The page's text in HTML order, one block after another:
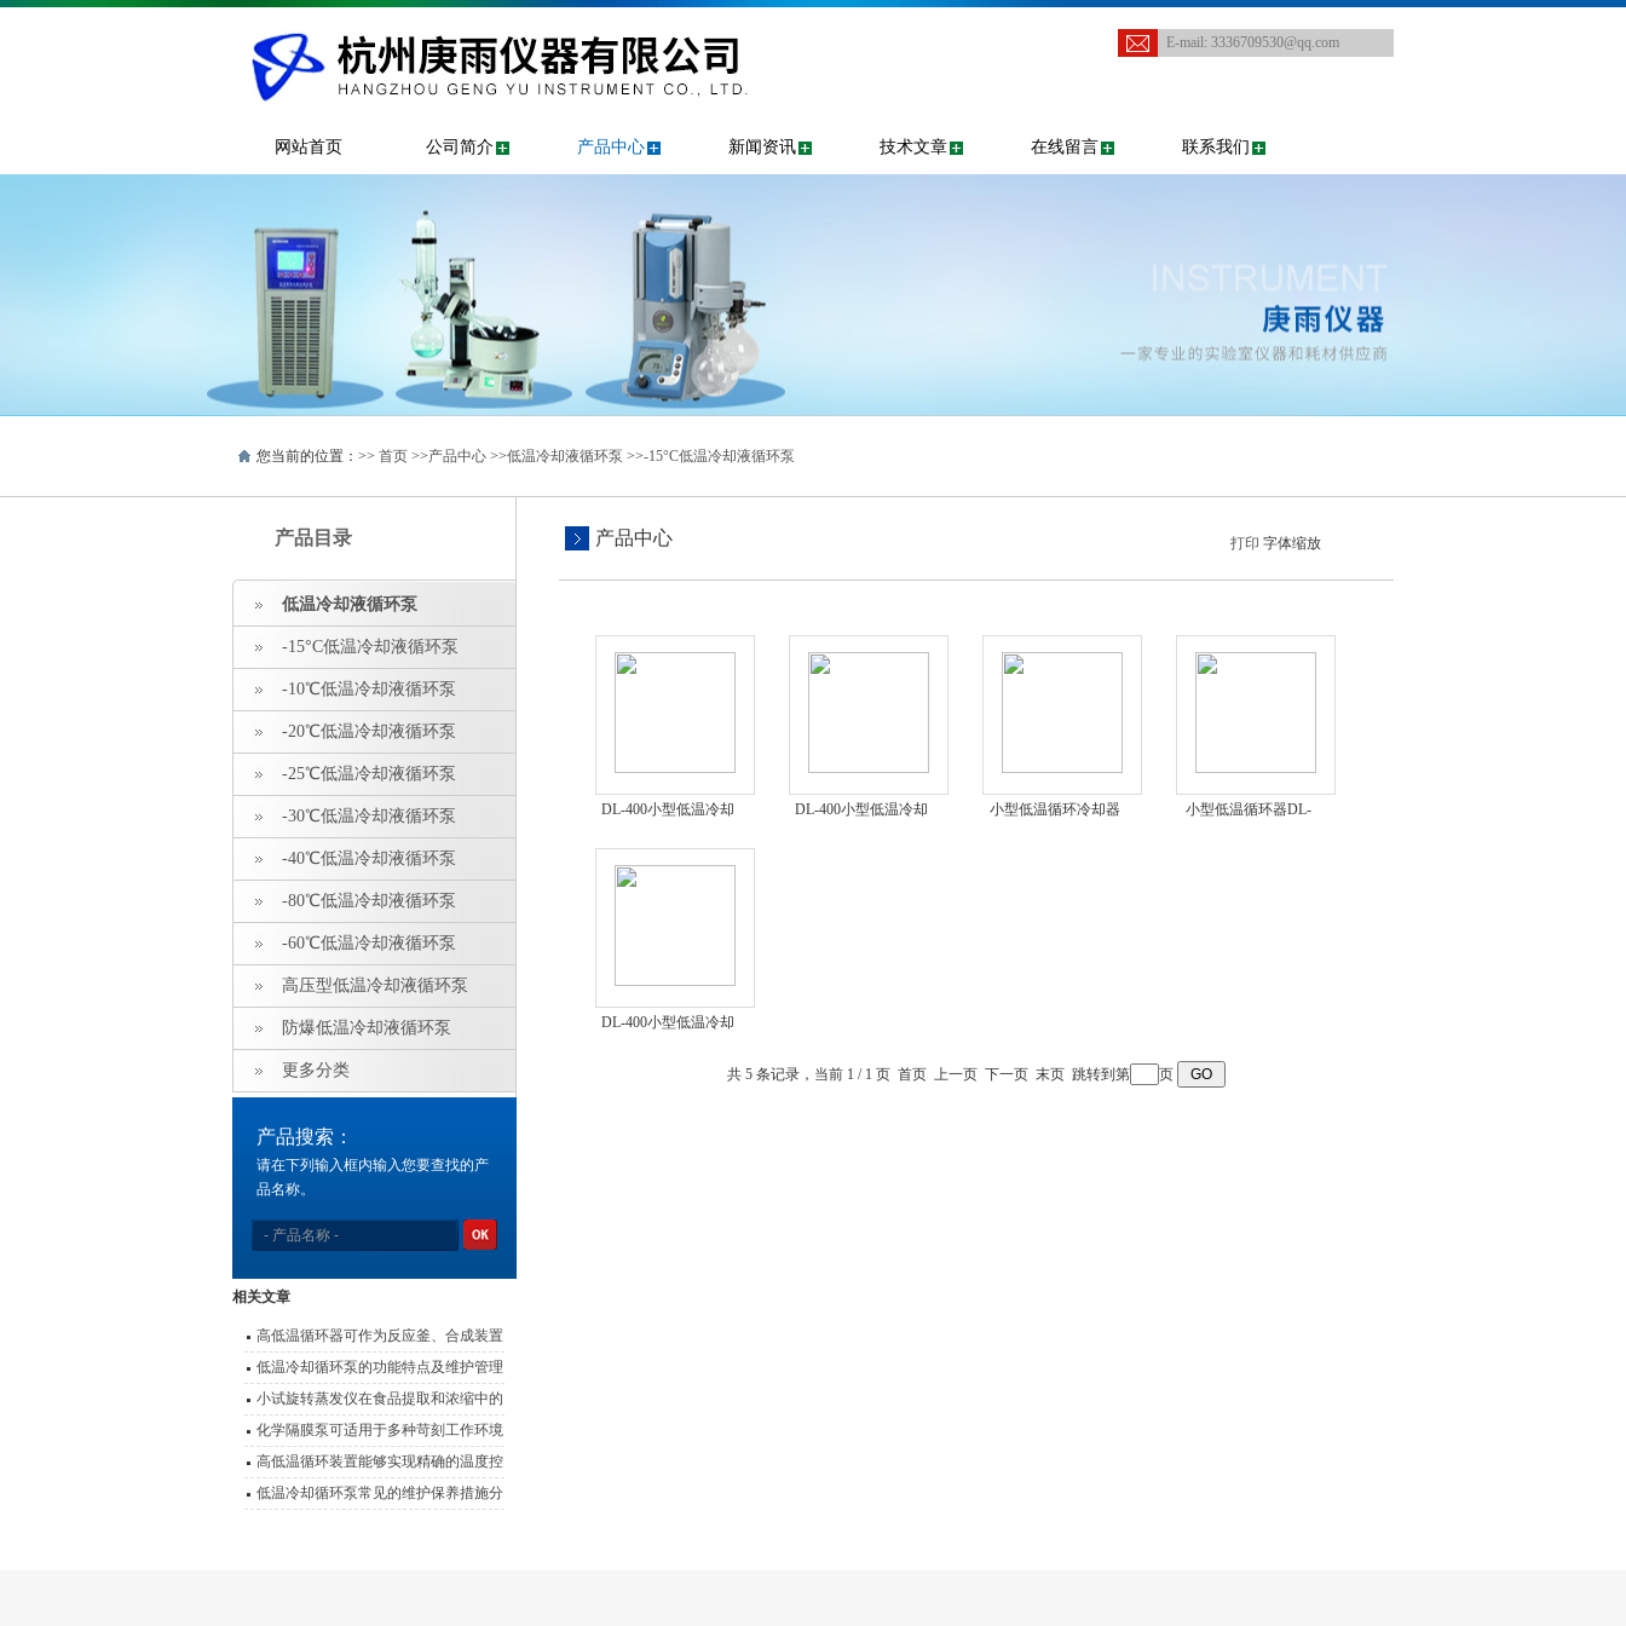
E-mail: 3336709530@qq.com
网站首页 公司简介 产品中心 新闻资讯 技术文章 在线留言 联系我们
您当前的位置：>> 首页 >>产品中心 >>低温冷却液循环泵 >>-15°C低温冷却液循环泵
产品目录
低温冷却液循环泵
-15°C低温冷却液循环泵
-10℃低温冷却液循环泵
-20℃低温冷却液循环泵
-25℃低温冷却液循环泵
-30℃低温冷却液循环泵
-40℃低温冷却液循环泵
-80℃低温冷却液循环泵
-60℃低温冷却液循环泵
高压型低温冷却液循环泵
防爆低温冷却液循环泵
更多分类
产品搜索：
请在下列输入框内输入您要查找的产
品名称。
相关文章
高低温循环器可作为反应釜、合成装置
的配套温控设备
低温冷却循环泵的功能特点及维护管理
要点
小试旋转蒸发仪在食品提取和浓缩中的
应用
化学隔膜泵可适用于多种苛刻工作环境
高低温循环装置能够实现精确的温度控
制
低温冷却循环泵常见的维护保养措施分
产品中心 打印 字体缩放
DL-400小型低温冷却
DL-400小型低温冷却
小型低温循环冷却器
小型低温循环器DL-
DL-400小型低温冷却
共 5 条记录，当前 1 / 1 页 首页 上一页 下一页 末页 跳转到第
页